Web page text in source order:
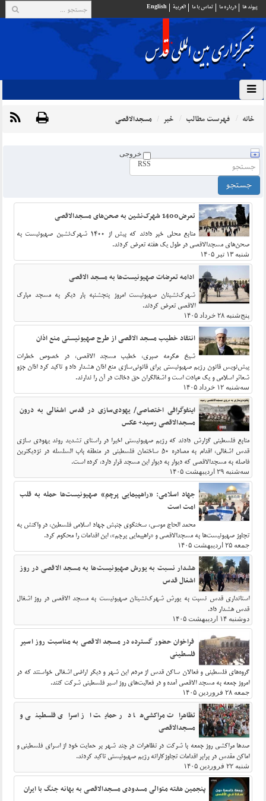
پيوند ها درباره ما تماس با ما العربية English
خانه فهرست مطالب خبر مسجدالاقصی
خروجی
RSS
تعرض1400 شهرک‌نشین به صحن‌های مسجدالاقصی
منابع محلی خبر دادند که بیش از 1400 شهرک‌نشین صهیونیست به
صحن‌های مسجدالاقصی در طول یک هفته تعرض کردند.
شنبه ۱۳ تیر ۱۴۰۵
ادامه تعرضات صهیونیست‌ها به مسجد الاقصی
شهرک‌نشینان صهیونیست امروز پنجشنبه بار دیگر به مسجد مبارک
الاقصی تعرض کردند.
پنج‌شنبه ۲۸ خرداد ۱۴۰۵
انتقاد خطیب مسجد الاقصی از طرح صهیونیستی منع اذان
شیخ عکرمه صبری، خطیب مسجد الاقصی، در خصوص خطرات
پیش‌نویس قانون رژیم صهیونیستی برای قانونی‌سازی منع اذان هشدار داد و تاکید کرد اذان جزو
شعائر اسلامی و یک عبادت است و اشغالگران حق دخالت در آن را ندارند.
سه‌شنبه ۱۲ خرداد ۱۴۰۵
اینفوگرافی اختصاصی/ یهودی‌سازی در قدس اشغالی به درون
مسجدالاقصی رسید+ عکس
منابع فلسطینی گزارش دادند که رژیم صهیونیستی اخیرا در راستای تشدید روند یهودی سازی
قدس اشغالی، اقدام به مصادره 50 ساختمان فلسطینی در منطقه باب السلسله در نزدیکترین
فاصله به مسجدالاقصی که دیوار به دیوار این مسجد قرار دارد، کرده است.
سه‌شنبه ۲۹ اردیبهشت ۱۴۰۵
جهاد اسلامی: «راهپیمایی پرچم» صهیونیست‌ها حمله به قلب
امت است
محمد الحاج موسی، سخنگوی جنبش جهاد اسلامی فلسطین، در واکنش به
تجاوز صهیونیست‌ها به مسجدالاقصی و «راهپیمایی پرچم»، این اقدامات را محکوم کرد.
جمعه ۲۵ اردیبهشت ۱۴۰۵
هشدار نسبت به یورش صهیونیست‌ها به مسجد الاقصی در روز
اشغال قدس
استانداری قدس نسبت به یورش شهرک‌نشینان صهیونیست‌ به مسجد الاقصی در روز اشغال
قدس هشدار داد.
دوشنبه ۱۴ اردیبهشت ۱۴۰۵
فراخوان حضور گسترده در مسجد الاقصی به مناسبت روز اسیر
فلسطینی
گروه‌های فلسطینی و فعالان ساکن قدس از مردم این شهر و دیگر اراضی اشغالی خواستند که در
امروز جمعه به مسجد الاقصی آمده و در فعالیت‌های روز اسیر فلسطینی شرکت کنند.
جمعه ۲۸ فروردین ۱۴۰۵
تظاهرات مراکشی‌ها در حمایت از اسرای فلسطینی و
مسجدالاقصی
صدها مراکشی روز جمعه با شرکت در تظاهرات در چند شهر بر حمایت خود از اسرای فلسطینی و
اماکن مقدس در برابر اقدامات تجاوزکارانه رژیم صهیونیستی تاکید کردند.
شنبه ۲۲ فروردین ۱۴۰۵
پنجمین هفته متوالی مسدودی مسجدالاقصی به بهانه جنگ با ایران